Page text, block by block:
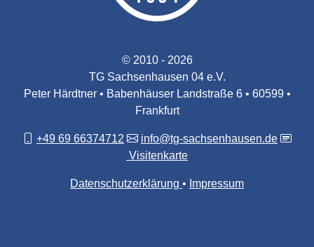
© 2010 - 2026
TG Sachsenhausen 04 e.V.
Peter Härdtner • Babenhäuser Landstraße 6 • 60599 •
Frankfurt
+49 69 66374712
info@tg-sachsenhausen.de
Visitenkarte
Datenschutzerklärung Impressum